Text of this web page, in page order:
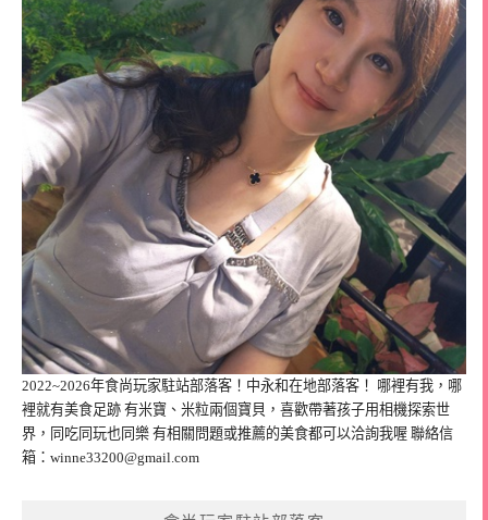
2022~2026年食尚玩家駐站部落客！中永和在地部落客！ 哪裡有我，哪
裡就有美食足跡 有米寶、米粒兩個寶貝，喜歡帶著孩子用相機探索世
界，同吃同玩也同樂 有相關問題或推薦的美食都可以洽詢我喔 聯絡信
箱： winne33200@gmail.com